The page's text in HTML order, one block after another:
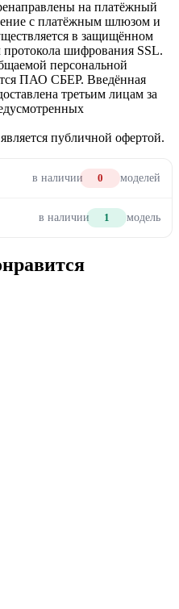
на платёжный
с платёжным шлюзом и
в защищённом
шифрования SSL.
персональной
ПАО СБЕР. Введённая
третьим лицам за
публичной офертой.
в наличии 0 моделей
в наличии 1 модель